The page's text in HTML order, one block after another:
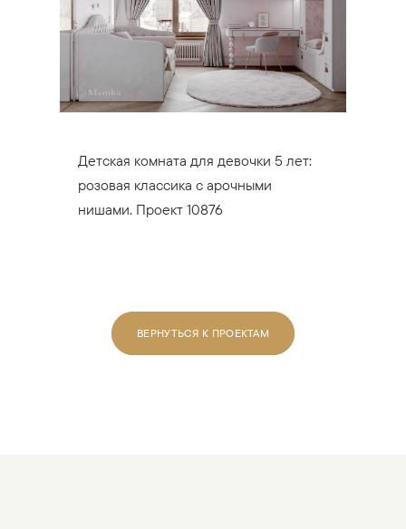
Детская комната для девочки 5 лет:
розовая классика с арочными
нишами. Проект 10876
ВЕРНУТЬСЯ К ПРОЕКТАМ